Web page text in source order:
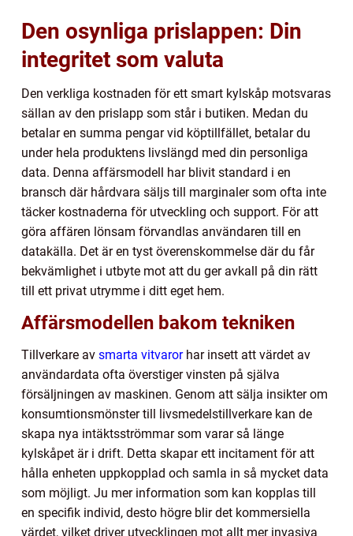
Den osynliga prislappen: Din
integritet som valuta
Den verkliga kostnaden för ett smart kylskåp motsvaras
sällan av den prislapp som står i butiken. Medan du
betalar en summa pengar vid köptillfället, betalar du
under hela produktens livslängd med din personliga
data. Denna affärsmodell har blivit standard i en
bransch där hårdvara säljs till marginaler som ofta inte
täcker kostnaderna för utveckling och support. För att
göra affären lönsam förvandlas användaren till en
datakälla. Det är en tyst överenskommelse där du får
bekvämlighet i utbyte mot att du ger avkall på din rätt
till ett privat utrymme i ditt eget hem.
Affärsmodellen bakom tekniken
Tillverkare av smarta vitvarorhar insett att värdet av
användardata ofta överstiger vinsten på själva
försäljningen av maskinen. Genom att sälja insikter om
konsumtionsmönster till livsmedelstillverkare kan de
skapa nya intäktsströmmar som varar så länge
kylskåpet är i drift. Detta skapar ett incitament för att
hålla enheten uppkopplad och samla in så mycket data
som möjligt. Ju mer information som kan kopplas till
en specifik individ, desto högre blir det kommersiella
värdet, vilket driver utvecklingen mot allt mer invasiva